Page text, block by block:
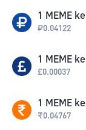
1 MEME ke
₽0.04122
1 MEME ke
£0.00037
1 MEME ke
₹0.04767